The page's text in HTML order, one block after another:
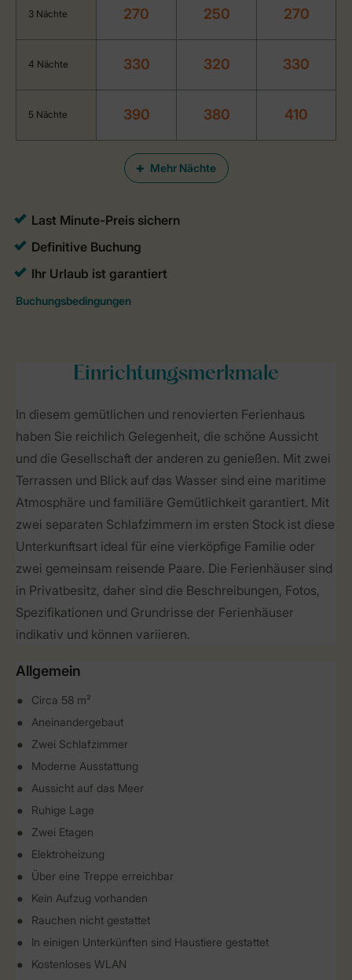
Mehr Nächte
3 Nächte 270 250 270
4 Nächte 330 320 330
5 Nächte 390 380 410
Einrichtungsmerkmale
In diesem gemütlichen und renovierten Ferienhaus
haben Sie reichlich Gelegenheit, die schöne Aussicht
und die Gesellschaft der anderen zu genießen. Mit zwei
Terrassen und Blick auf das Wasser sind eine maritime
Atmosphäre und familiäre Gemütlichkeit garantiert. Mit
zwei separaten Schlafzimmern im ersten Stock ist diese
Unterkunftsart ideal für eine vierköpfige Familie oder
zwei gemeinsam reisende Paare. Die Ferienhäuser sind
in Privatbesitz, daher sind die Beschreibungen, Fotos,
Spezifikationen und Grundrisse der Ferienhäuser
indikativ und können variieren.
Allgemein
Circa 58 m²
Aneinandergebaut
Zwei Schlafzimmer
Moderne Ausstattung
Aussicht auf das Meer
Ruhige Lage
Zwei Etagen
Elektroheizung
Über eine Treppe erreichbar
Kein Aufzug vorhanden
Rauchen nicht gestattet
In einigen Unterkünften sind Haustiere gestattet
Kostenloses WLAN